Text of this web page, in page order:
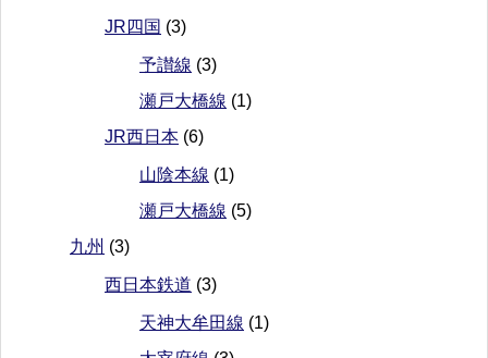
JR四国 (3)
予讃線 (3)
瀬戸大橋線 (1)
JR西日本 (6)
山陰本線 (1)
瀬戸大橋線 (5)
九州 (3)
西日本鉄道 (3)
天神大牟田線 (1)